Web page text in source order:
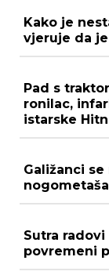
Kako je
vjeruje da
Pad s
ronilac,
istarske
Galižanci
nogometaša
Sutra
povremeni